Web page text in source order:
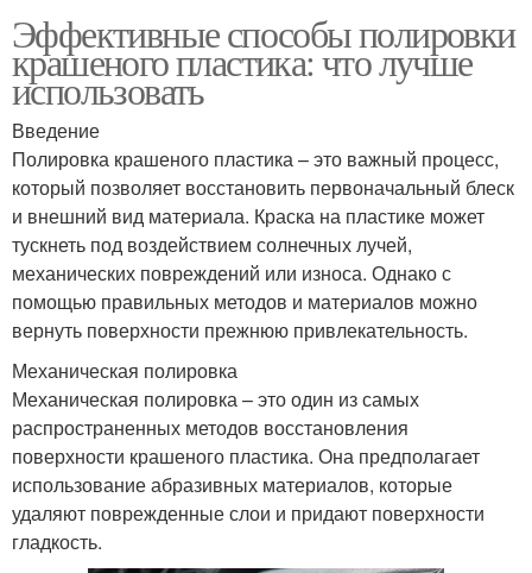
Эффективные способы полировки
крашеного пластика: что лучше
использовать
Введение
Полировка крашеного пластика – это важный процесс,
который позволяет восстановить первоначальный блеск
и внешний вид материала. Краска на пластике может
тускнеть под воздействием солнечных лучей,
механических повреждений или износа. Однако с
помощью правильных методов и материалов можно
вернуть поверхности прежнюю привлекательность.
Механическая полировка
Механическая полировка – это один из самых
распространенных методов восстановления
поверхности крашеного пластика. Она предполагает
использование абразивных материалов, которые
удаляют поврежденные слои и придают поверхности
гладкость.